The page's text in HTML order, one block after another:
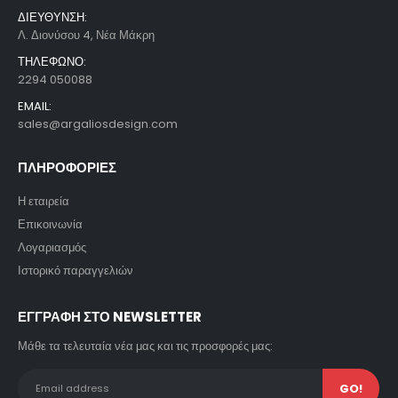
ΔΙΕΥΘΥΝΣΗ:
Λ. Διονύσου 4, Νέα Μάκρη
ΤΗΛΕΦΩΝΟ:
2294 050088
EMAIL:
sales@argaliosdesign.com
ΠΛΗΡΟΦΟΡΙΕΣ
Η εταιρεία
Επικοινωνία
Λογαριασμός
Ιστορικό παραγγελιών
ΕΓΓΡΑΦΗ ΣΤΟ NEWSLETTER
Μάθε τα τελευταία νέα μας και τις προσφορές μας: